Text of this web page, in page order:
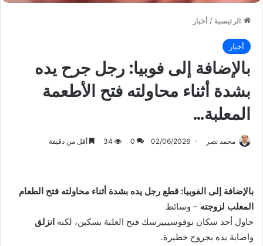
الرئيسية / أخبار
أخبار
بالإضافة إلى فوبيا: رجل جرح يده
بشدة أثناء محاولته فتح الأطعمة
المعلبة…
محمد نصر 02/06/2026
0
34 أقل من دقيقة
بالإضافة إلى الفوبيا: قطع رجل يده بشدة أثناء محاولته فتح الطعام
المعلب لزوجته – وسائط
حاول أحد سكان نوفوسيبيرسك فتح العلبة بسكين، لكنه انزلق
واصابة يده بجروح خطيرة.